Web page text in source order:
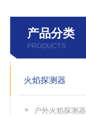
产品分类
PRODUCTS
火焰探测器
户外火焰探测器